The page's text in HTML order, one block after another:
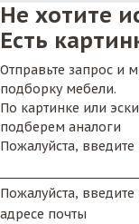
Не хотите
Есть
Отправьте запрос и
подборку мебели.
По картинке или
подберем аналоги
Пожалуйста,
Пожалуйста,
адресе почты